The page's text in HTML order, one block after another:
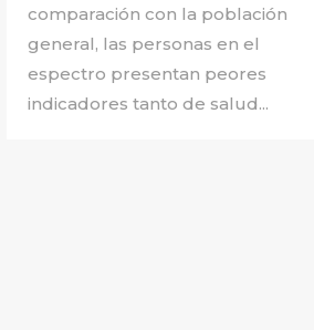
comparación con la población
general, las personas en el
espectro presentan peores
indicadores tanto de salud...